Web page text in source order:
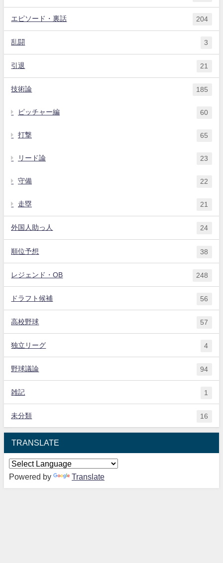
エピソード・裏話 204
乱闘 3
引退 21
技術論 185
ピッチャー編 60
打撃 65
リード論 23
守備 22
走塁 21
外国人助っ人 24
順位予想 38
レジェンド・OB 248
ドラフト候補 56
高校野球 57
独立リーグ 4
野球議論 94
雑記 1
未分類 16
TRANSLATE
Powered by Translate